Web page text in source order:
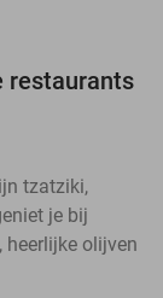
restaurants
tzatziki,
je bij
heerlijke olijven